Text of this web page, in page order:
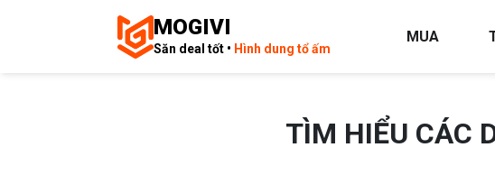
MOGIVI
Săn deal tốt • Hình dung tổ ấm
MUA
TÌM HIỂU CÁC